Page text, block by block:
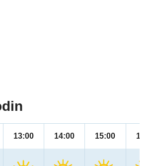
13:00 14:00 15:00 16:00